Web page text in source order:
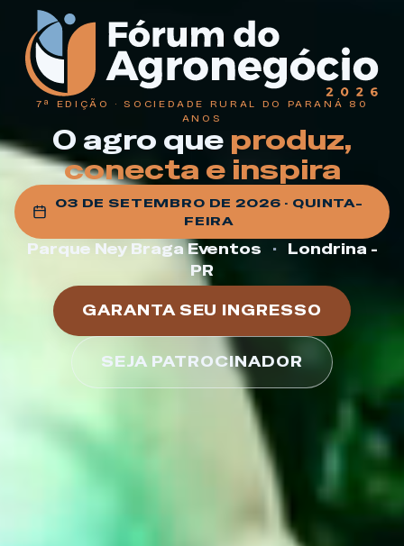
7ª EDIÇÃO · SOCIEDADE RURAL DO PARANÁ 80
ANOS
O agro que produz,
conecta e inspira
03 DE SETEMBRO DE 2026 · QUINTA-
FEIRA
Parque Ney Braga Eventos ·
Londrina -
PR
GARANTA SEU INGRESSO
SEJA PATROCINADOR